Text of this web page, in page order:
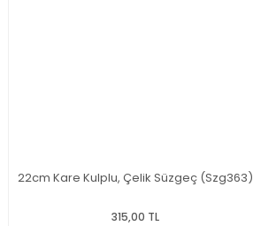
22cm Kare Kulplu, Çelik Süzgeç (Szg363)
315,00 TL